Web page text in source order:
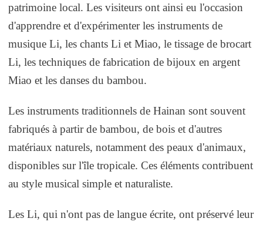
patrimoine local. Les visiteurs ont ainsi eu l'occasion
d'apprendre et d'expérimenter les instruments de
musique Li, les chants Li et Miao, le tissage de brocart
Li, les techniques de fabrication de bijoux en argent
Miao et les danses du bambou.
Les instruments traditionnels de Hainan sont souvent
fabriqués à partir de bambou, de bois et d'autres
matériaux naturels, notamment des peaux d'animaux,
disponibles sur l'île tropicale. Ces éléments contribuent
au style musical simple et naturaliste.
Les Li, qui n'ont pas de langue écrite, ont préservé leur